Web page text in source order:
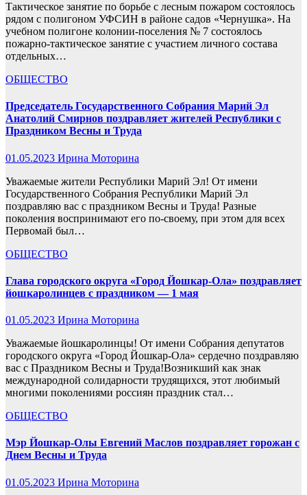
Тактическое занятие по борьбе с лесным пожаром состоялось
рядом с полигоном УФСИН в районе садов «Чернушка». На
учебном полигоне колонии-поселения № 7 состоялось
пожарно-тактическое занятие с участием личного состава
отдельных…
ОБЩЕСТВО
Председатель Государственного Собрания Марий Эл
Анатолий Смирнов поздравляет жителей Республики с
Праздником Весны и Труда
01.05.2023 Ирина Моторина
Уважаемые жители Республики Марий Эл! От имени
Государственного Собрания Республики Марий Эл
поздравляю вас с праздником Весны и Труда! Разные
поколения воспринимают его по-своему, при этом для всех
Первомай был…
ОБЩЕСТВО
Глава городского округа «Город Йошкар-Ола» поздравляет
йошкаролинцев с праздником — 1 мая
01.05.2023 Ирина Моторина
Уважаемые йошкаролинцы! От имени Собрания депутатов
городского округа «Город Йошкар-Ола» сердечно поздравляю
вас с Праздником Весны и Труда!Возникший как знак
международной солидарности трудящихся, этот любимый
многими поколениями россиян праздник стал…
ОБЩЕСТВО
Мэр Йошкар-Олы Евгений Маслов поздравляет горожан с
Днем Весны и Труда
01.05.2023 Ирина Моторина